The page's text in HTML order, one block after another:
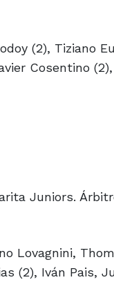
(2), Tiziano
Cosentino
Juniors.
Lovagnini,
(2), Iván Pais,